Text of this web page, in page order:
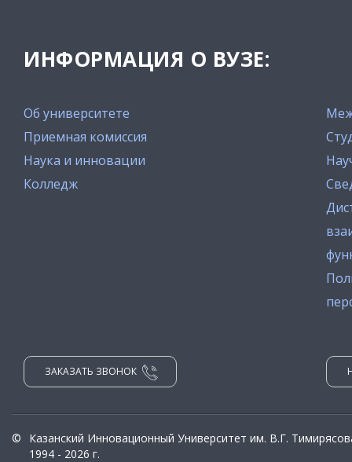
ИНФОРМАЦИЯ О ВУЗЕ:
Об университете
Приемная комиссия
Наука и инновации
Колледж
ЗАКАЗАТЬ ЗВОНОК
©
Казанский Инновационный Университет им. В.Г.
1994 - 2026 г.